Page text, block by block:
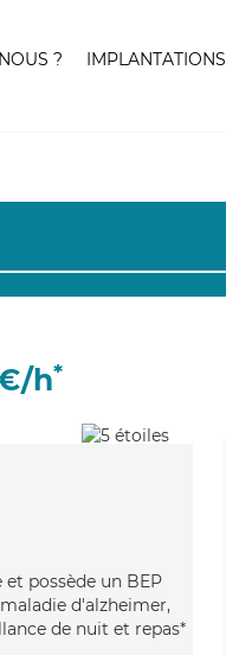
? IMPLANTATIONS
h*
possède un BEP
d'alzheimer,
de nuit et repas*